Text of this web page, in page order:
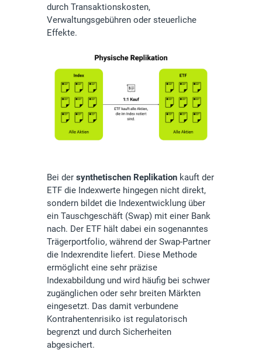
durch Transaktionskosten,
Verwaltungsgebühren oder steuerliche
Effekte.
Bei der synthetischen Replikation kauft der
ETF die Indexwerte hingegen nicht direkt,
sondern bildet die Indexentwicklung über
ein Tauschgeschäft (Swap) mit einer Bank
nach. Der ETF hält dabei ein sogenanntes
Trägerportfolio, während der Swap-Partner
die Indexrendite liefert. Diese Methode
ermöglicht eine sehr präzise
Indexabbildung und wird häufig bei schwer
zugänglichen oder sehr breiten Märkten
eingesetzt. Das damit verbundene
Kontrahentenrisiko ist regulatorisch
begrenzt und durch Sicherheiten
abgesichert.